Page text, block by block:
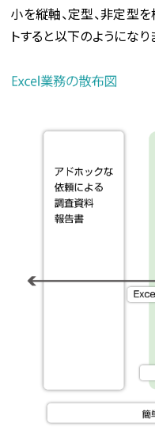
小を縦軸、定型、非定型
トすると以下のようになり